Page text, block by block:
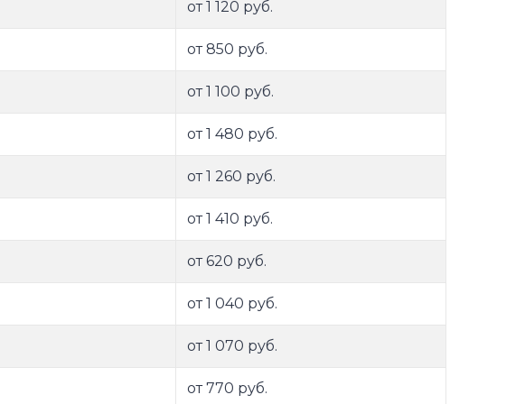
от 1 120 руб.
от 850 руб.
от 1 100 руб.
от 1 480 руб.
от 1 260 руб.
от 1 410 руб.
от 620 руб.
от 1 040 руб.
от 1 070 руб.
от 770 руб.